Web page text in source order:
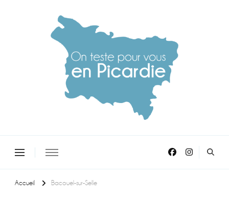
Accueil Bacouel-sur-Selle